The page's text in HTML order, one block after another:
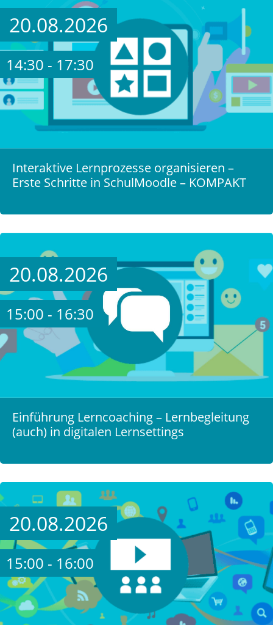
20.08.2026
14:30 - 17:30
Interaktive Lernprozesse organisieren –
Erste Schritte in SchulMoodle – KOMPAKT
20.08.2026
15:00 - 16:30
Einführung Lerncoaching – Lernbegleitung
(auch) in digitalen Lernsettings
20.08.2026
15:00 - 16:00